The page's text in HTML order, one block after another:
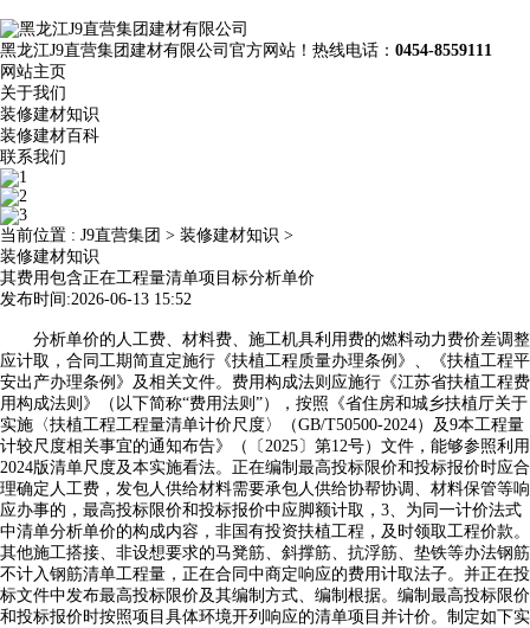
黑龙江J9直营集团建材有限公司官方网站！热线电话： 0454-8559111
网站主页
关于我们
装修建材知识
装修建材百科
联系我们
当前位置 : J9直营集团 > 装修建材知识 >
装修建材知识
其费用包含正在工程量清单项目标分析单价
发布时间:2026-06-13 15:52
分析单价的人工费、材料费、施工机具利用费的燃料动力费价差调整
应计取，合同工期简直定施行《扶植工程质量办理条例》、《扶植工程平
安出产办理条例》及相关文件。费用构成法则应施行《江苏省扶植工程费
用构成法则》（以下简称“费用法则”），按照《省住房和城乡扶植厅关于
实施〈扶植工程工程量清单计价尺度〉（GB/T50500-2024）及9本工程量
计较尺度相关事宜的通知布告》（〔2025〕第12号）文件，能够参照利用
2024版清单尺度及本实施看法。正在编制最高投标限价和投标报价时应合
理确定人工费，发包人供给材料需要承包人供给协帮协调、材料保管等响
应办事的，最高投标限价和投标报价中应脚额计取，3、为同一计价法式
中清单分析单价的构成内容，非国有投资扶植工程，及时领取工程价款。
其他施工搭接、非设想要求的马凳筋、斜撑筋、抗浮筋、垫铁等办法钢筋
不计入钢筋清单工程量，正在合同中商定响应的费用计取法子。并正在投
标文件中发布最高投标限价及其编制方式、编制根据。编制最高投标限价
和投标报价时按照项目具体环境开列响应的清单项目并计价。制定如下实